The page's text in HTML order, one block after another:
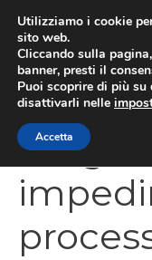
contenuto
Il
Utilizziamo i cookie
sito web.
Cliccando sulla
banner, presti il
Puoi scoprire di più
disattivarli nelle
Accetta